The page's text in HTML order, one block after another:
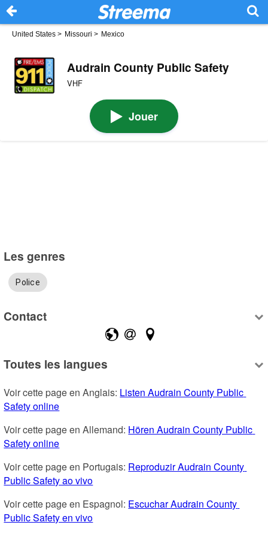
United States > Missouri > Mexico
Audrain County Public Safety
VHF
Jouer
Les genres
Police
Contact
Toutes les langues
Voir cette page en Anglais: Listen Audrain County Public
Safety online
Voir cette page en Allemand: Hören Audrain County Public
Safety online
Voir cette page en Portugais: Reproduzir Audrain County
Public Safety ao vivo
Voir cette page en Espagnol: Escuchar Audrain County
Public Safety en vivo